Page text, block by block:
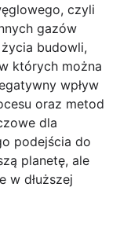
czyli
gazów
budowli,
których można
wpływ
oraz metod
dla
podejścia do
planetę, ale
w dłuższej